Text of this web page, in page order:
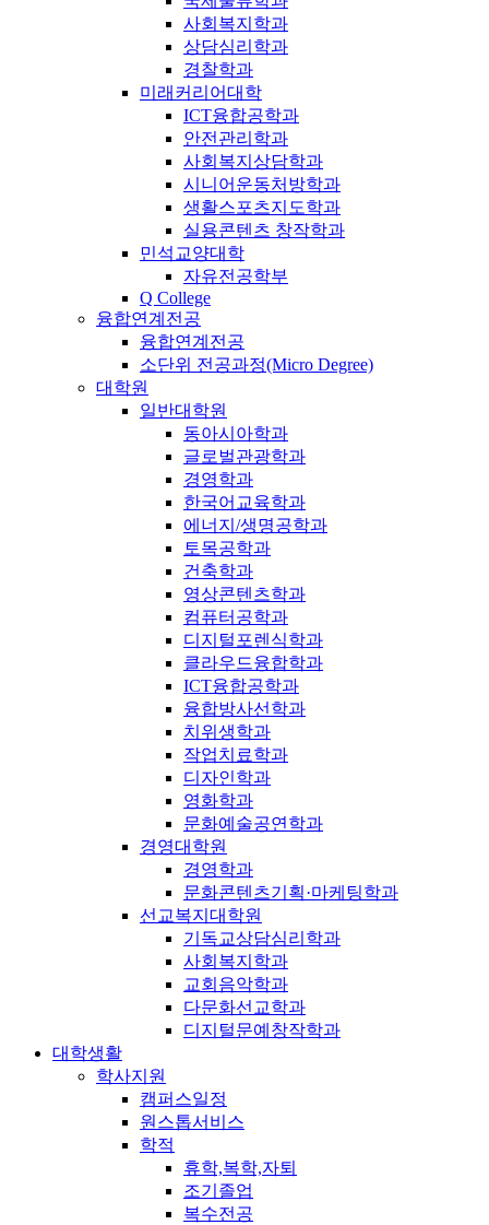
사회복지학과
상담심리학과
경찰학과
미래커리어대학
ICT융합공학과
안전관리학과
사회복지상담학과
시니어운동처방학과
생활스포츠지도학과
실용콘텐츠 창작학과
민석교양대학
자유전공학부
Q College
융합연계전공
융합연계전공
소단위 전공과정(Micro Degree)
대학원
일반대학원
동아시아학과
글로벌관광학과
경영학과
한국어교육학과
에너지/생명공학과
토목공학과
건축학과
영상콘텐츠학과
컴퓨터공학과
디지털포렌식학과
클라우드융합학과
ICT융합공학과
융합방사선학과
치위생학과
작업치료학과
디자인학과
영화학과
문화예술공연학과
경영대학원
경영학과
문화콘텐츠기획·마케팅학과
선교복지대학원
기독교상담심리학과
사회복지학과
교회음악학과
다문화선교학과
디지털문예창작학과
대학생활
학사지원
캠퍼스일정
원스톱서비스
학적
휴학,복학,자퇴
조기졸업
복수전공